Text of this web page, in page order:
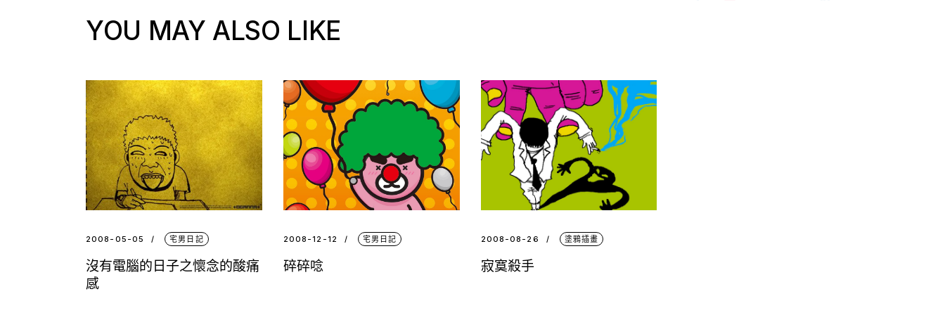
YOU MAY ALSO LIKE
2008-05-05 宅男日記
沒有電腦的日子之懷念的酸痛
感
2008-12-12 宅男日記
碎碎唸
2008-08-26 塗鴉插畫
寂寞殺手